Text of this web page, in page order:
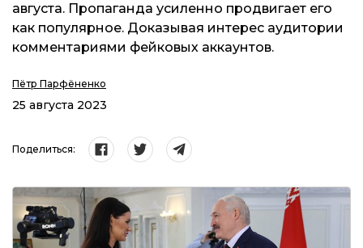
августа. Пропаганда усиленно продвигает его
как популярное. Доказывая интерес аудитории
комментариями фейковых аккаунтов.
Пётр Парфёненко
25 августа 2023
Поделиться: